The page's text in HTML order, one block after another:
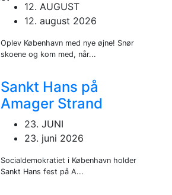
12. AUGUST
12. august 2026
Oplev København med nye øjne! Snør
skoene og kom med, når...
Sankt Hans på
Amager Strand
23. JUNI
23. juni 2026
Socialdemokratiet i København holder
Sankt Hans fest på A...